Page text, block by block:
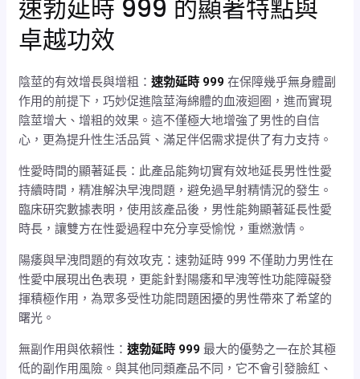
速勃延時 999 的顯著特點與
卓越功效
陰莖的有效增長與增粗：速勃延時 999 在保障幾乎無身體副
作用的前提下，巧妙促進陰莖海綿體的血液迴圈，進而實現
陰莖增大、增粗的效果。這不僅極大地增強了男性的自信
心，更為提升性生活品質、滿足伴侶需求提供了有力支持。
性愛時間的顯著延長：此產品能夠切實有效地延長男性性愛
持續時間，精准解決早洩問題，避免過早射精情況的發生。
臨床研究數據表明，使用該產品後，男性能夠顯著延長性愛
時長，讓雙方在性愛過程中充分享受愉悅，重燃激情。
陽痿與早洩問題的有效攻克：速勃延時 999 不僅助力男性在
性愛中展現出色表現，更能針對陽痿和早洩等性功能障礙發
揮積極作用，為眾多受性功能問題困擾的男性帶來了希望的
曙光。
無副作用與依賴性：速勃延時 999 最大的優勢之一在於其極
低的副作用風險。與其他同類產品不同，它不會引發臉紅、